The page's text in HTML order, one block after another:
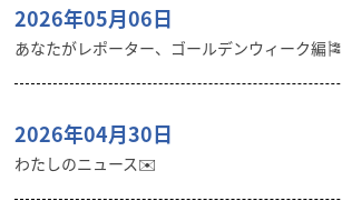
2026年05月06日
あなたがレポーター、ゴールデンウィーク編🎏
2026年04月30日
わたしのニュース✉️